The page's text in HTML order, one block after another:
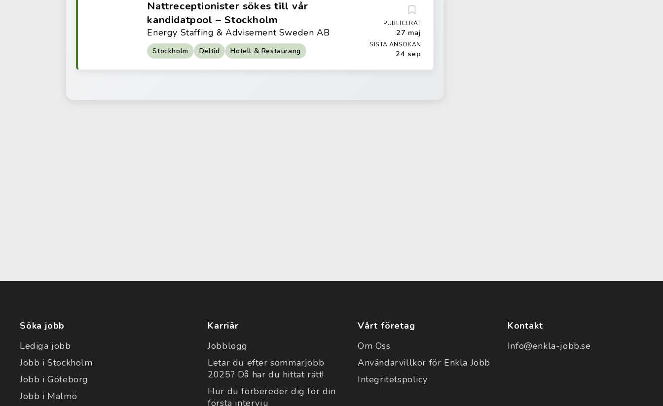
Nattreceptionister sökes till vår
kandidatpool – Stockholm
Energy Staffing & Advisement Sweden AB
Stockholm Deltid Hotell & Restaurang
PUBLICERAT
27 maj
SISTA ANSÖKAN
24 sep
Söka jobb
Lediga jobb
Jobb i Stockholm
Jobb i Göteborg
Jobb i Malmö
Karriär
Jobblogg
Letar du efter sommarjobb
2025? Då har du hittat rätt!
Hur du förbereder dig för din
första intervju
Vårt företag
Om Oss
Användarvillkor för Enkla Jobb
Integritetspolicy
Kontakt
Info@enkla-jobb.se